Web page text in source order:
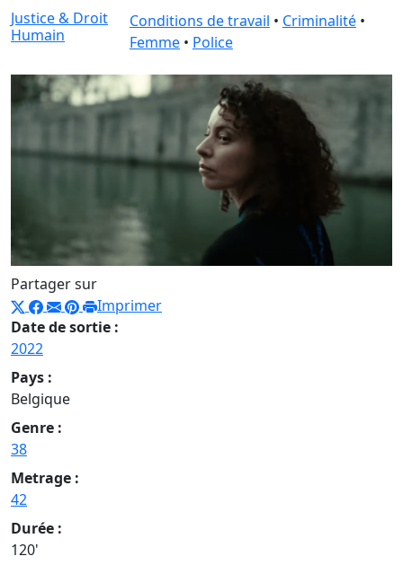
Justice & Droit
Humain
Conditions de travail • Criminalité•
Femme• Police
Partager sur
Imprimer
Date de sortie :
2022
Pays :
Belgique
Genre :
38
Metrage :
42
Durée :
120'